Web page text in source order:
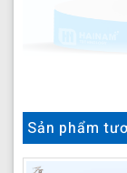
Bơm màng TDS
trong dòng
hiệu TDS Đài
Sản phẩm